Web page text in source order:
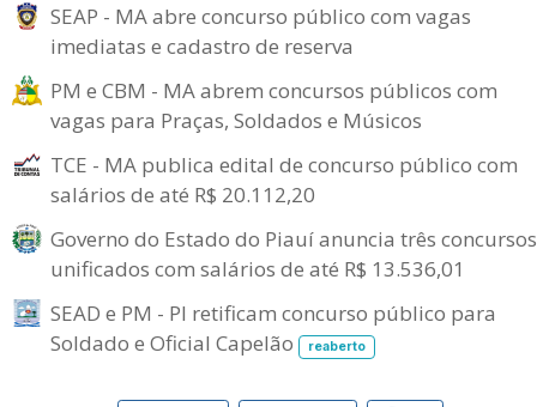
SEAP - MA abre concurso público com vagas
imediatas e cadastro de reserva
PM e CBM - MA abrem concursos públicos com
vagas para Praças, Soldados e Músicos
TCE - MA publica edital de concurso público com
salários de até R$ 20.112,20
Governo do Estado do Piauí anuncia três concursos
unificados com salários de até R$ 13.536,01
SEAD e PM - PI retificam concurso público para
Soldado e Oficial Capelão
reaberto